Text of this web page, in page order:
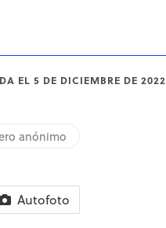
EL 5 DE DICIEMBRE DE 2022
anónimo
Autofoto